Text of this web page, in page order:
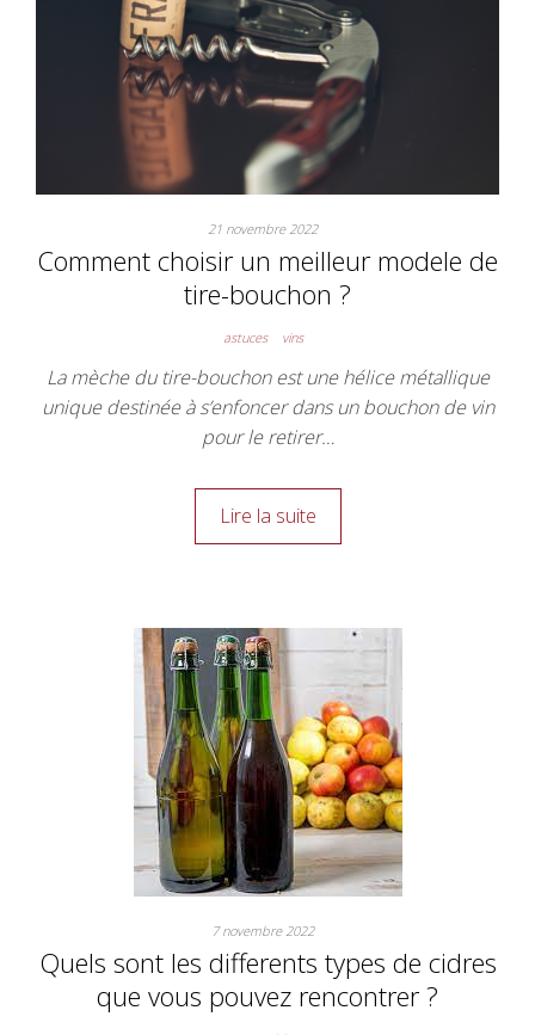
21 novembre 2022
Comment choisir un meilleur modele de
tire-bouchon ?
astuces vins
La mèche du tire-bouchon est une hélice métallique
unique destinée à s’enfoncer dans un bouchon de vin
pour le retirer…
Lire la suite
7 novembre 2022
Quels sont les differents types de cidres
que vous pouvez rencontrer ?